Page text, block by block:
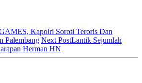
Kapolri Soroti Teroris Dan
Palembang Next PostLantik Sejumlah
Herman HN